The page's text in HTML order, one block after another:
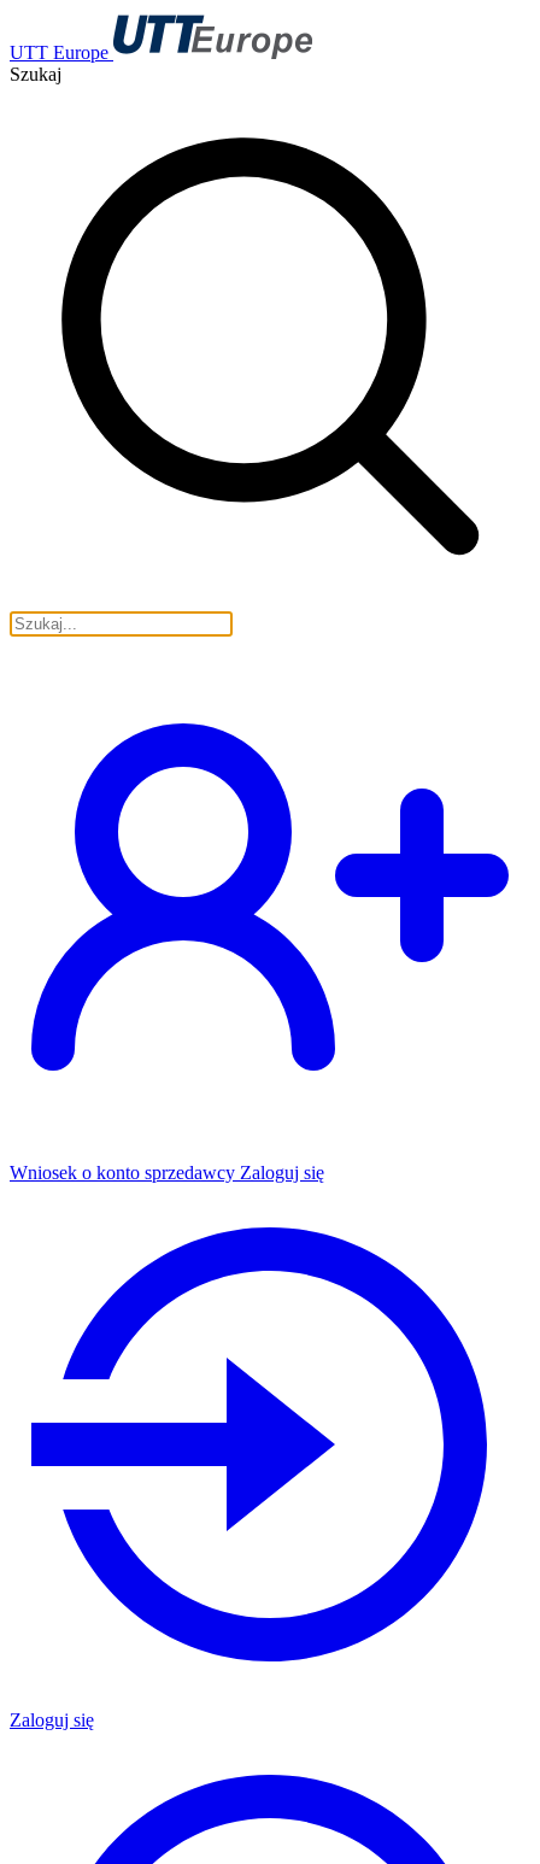
UTT Europe
Szukaj
Wniosek o konto sprzedawcy Zaloguj się
Zaloguj się